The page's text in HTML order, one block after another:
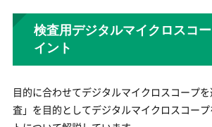
検査用デジタルマイクロスコ
イント
目的に合わせてデジタルマイクロスコープ
査」を目的としてデジタルマイクロスコー